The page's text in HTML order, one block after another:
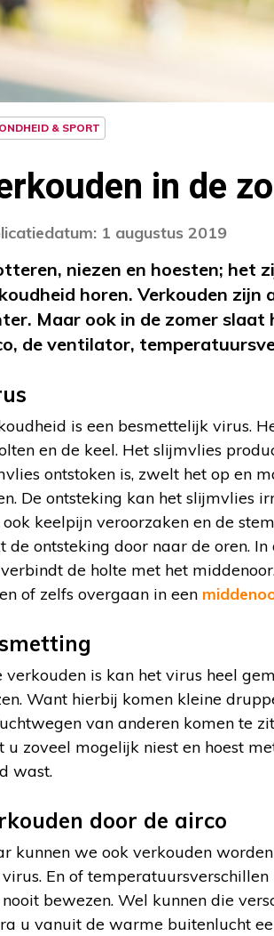
& SPORT
in de
1 augustus 2019
niezen en hoesten; het
horen. Verkouden
Maar ook in de zomer
de ventilator,
is een besmettelijk virus.
en de keel. Het slijmvlies
ontstoken is, zwelt het op en
De ontsteking kan het slijmvlies
keelpijn veroorzaken en de
de ontsteking door naar de oren.
de holte met het
of zelfs overgaan in een
verkouden is kan het virus heel
Want hierbij komen kleine
van anderen komen te
u zoveel mogelijk niest en hoest
wast.
door de airco
kunnen we ook verkouden
virus. En of
bewezen. Wel kunnen die
u vanuit de warme buitenlucht